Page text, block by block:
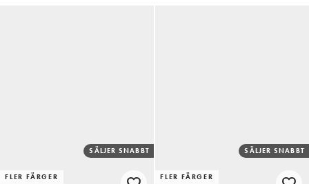
FLER FÄRGER
SÄLJER SNABBT
FLER FÄRGER
SÄLJER SNABBT